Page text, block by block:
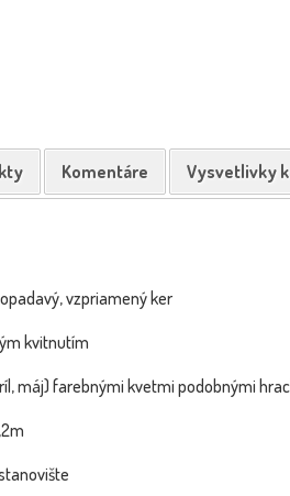
Komentáre Vysvetlivky
vzpriamený ker
kvitnutím
máj) farebnými kvetmi podobnými